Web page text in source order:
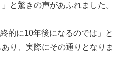
と驚きの声があふれました。
的に10年後になるのでは」と
あり、実際にその通りとなりま